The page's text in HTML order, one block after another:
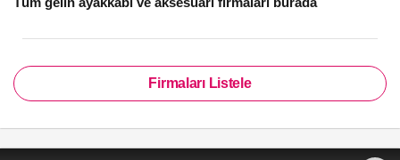
Firmaları Listele